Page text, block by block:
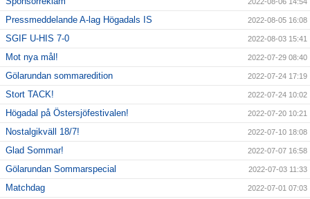
2022-08-06 14:54
Pressmeddelande A-lag Högadals IS 2022-08-05 16:08
SGIF U-HIS 7-0 2022-08-03 15:41
Mot nya mål! 2022-07-29 08:40
Gölarundan sommaredition 2022-07-24 17:19
Stort TACK! 2022-07-24 10:02
Högadal på Östersjöfestivalen! 2022-07-20 10:21
Nostalgikväll 18/7! 2022-07-10 18:08
Glad Sommar! 2022-07-07 16:58
Gölarundan Sommarspecial 2022-07-03 11:33
Matchdag 2022-07-01 07:03